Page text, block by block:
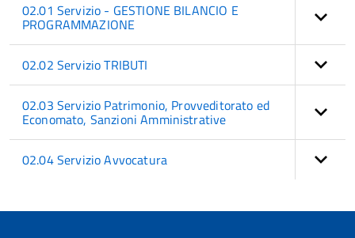
02.01 Servizio - GESTIONE BILANCIO E
PROGRAMMAZIONE
02.02 Servizio TRIBUTI
02.03 Servizio Patrimonio, Provveditorato ed
Economato, Sanzioni Amministrative
02.04 Servizio Avvocatura
del